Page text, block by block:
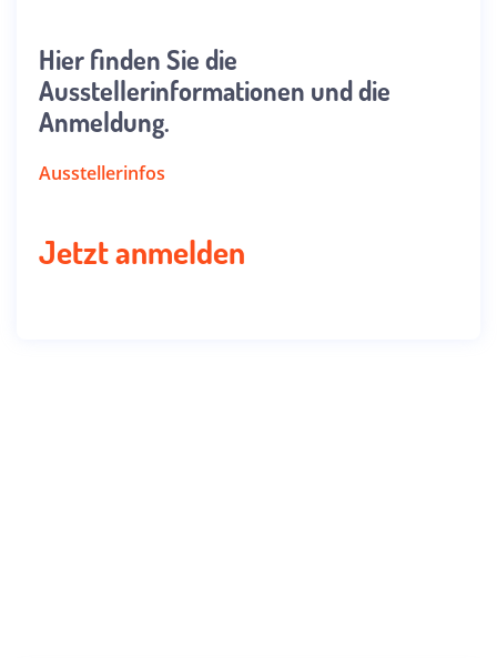
Hier finden Sie die
Ausstellerinformationen und die
Anmeldung.
Ausstellerinfos
Jetzt anmelden